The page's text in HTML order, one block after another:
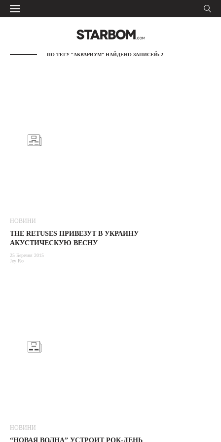
ПО ТЕГУ “АКВАРИУМ” НАЙДЕНО ЗАПИСЕЙ: 2
НОВИНИ
THE RETUSES ПРИВЕЗУТ В УКРАИНУ
АКУСТИЧЕСКУЮ ВЕСНУ
25 Березня 2015
Jey Ro
НОВИНИ
“НОВАЯ ВОЛНА” УСТРОИТ РОК-ДЕНЬ